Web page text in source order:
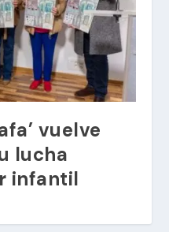
vuelve
lucha
infantil